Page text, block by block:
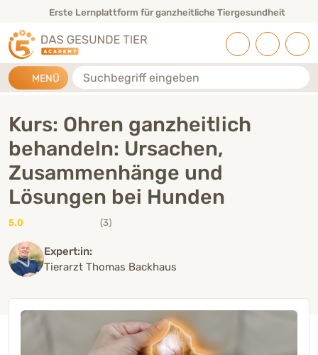
HAUPTMENÜErste Lernplattform für ganzheitliche Tiergesundheit
MENÜ Suche
Kurs: Ohren ganzheitlich
behandeln: Ursachen,
Zusammenhänge und
Lösungen bei Hunden
5.0 (3)
Expert:in:
Tierarzt Thomas Backhaus